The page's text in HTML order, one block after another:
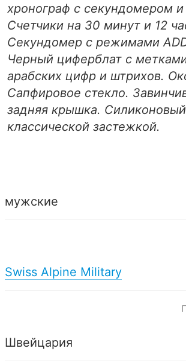
хронограф с секундомером
Счетчики на 30 минут и 12
Секундомер с режимами
Черный циферблат с
арабских цифр и штрихов.
Сапфировое стекло.
задняя крышка.
классической застежкой.
мужские
Swiss Alpine Military
Швейцария